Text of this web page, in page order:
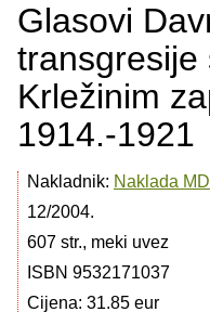
Glasovi
transgresije
Krležinim
1914.-1921
Nakladnik: Naklada MD
12/2004.
607 str., meki uvez
ISBN 9532171037
Cijena: 31.85 eur